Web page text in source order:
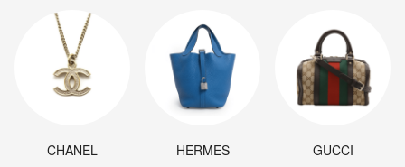
CHANEL HERMES GUCCI